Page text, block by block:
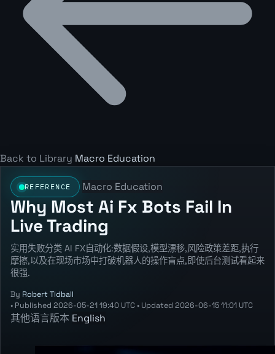
Back to Library Macro Education
REFERENCE Macro Education
Why Most Ai Fx Bots Fail In
Live Trading
实用失败分类 AI FX自动化:数据假设,模型漂移,风险政策差距,执行
摩擦,以及在现场市场中打破机器人的操作盲点,即使后台测试看起来
很强.
By Robert Tidball
• Published 2026-05-21 19:40 UTC • Updated 2026-06-15 11:01 UTC
其他语言版本 English